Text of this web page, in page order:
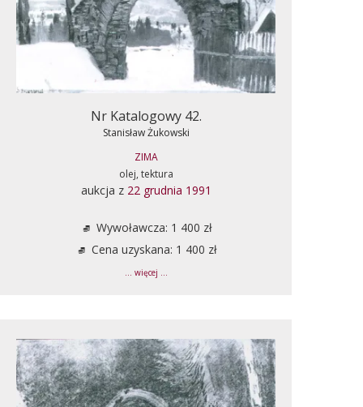
Nr Katalogowy 42.
Stanisław Żukowski
ZIMA
olej, tektura
aukcja z 22 grudnia 1991
Wywoławcza: 1 400 zł
Cena uzyskana: 1 400 zł
... więcej ...